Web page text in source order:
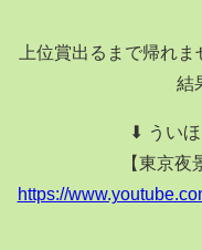
上位賞出るまで帰れ
結
⬇︎ うい
【東京夜
https://